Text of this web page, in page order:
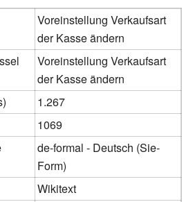
Voreinstellung Verkaufsart
der Kasse ändern
Voreinstellung Verkaufsart
der Kasse ändern
1.267
1069
de-formal - Deutsch (Sie-
Form)‎
Wikitext